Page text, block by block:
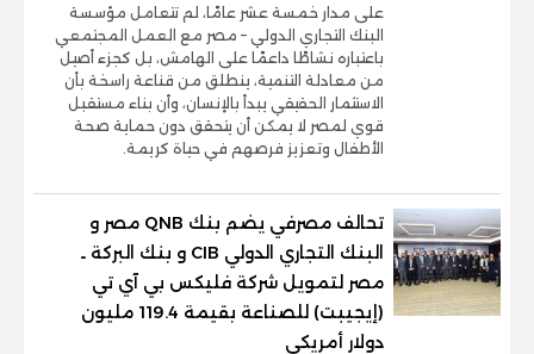
على مدار خمسة عشر عامًا، لم تتعامل مؤسسة
البنك التجاري الدولي – مصر مع العمل المجتمعي
باعتباره نشاطًا داعمًا على الهامش، بل كجزء أصيل
من معادلة التنمية، ينطلق من قناعة راسخة بأن
الاستثمار الحقيقي يبدأ بالإنسان، وأن بناء مستقبل
قوي لمصر لا يمكن أن يتحقق دون حماية صحة
الأطفال وتعزيز فرصهم في حياة كريمة.
تحالف مصرفي يضم بنك QNB مصر و
البنك التجاري الدولي CIB و بنك البركة ـ
مصر لتمويل شركة فليكس بي آي تي
(إيجيبت) للصناعة بقيمة 119.4 مليون
دولار أمريكي